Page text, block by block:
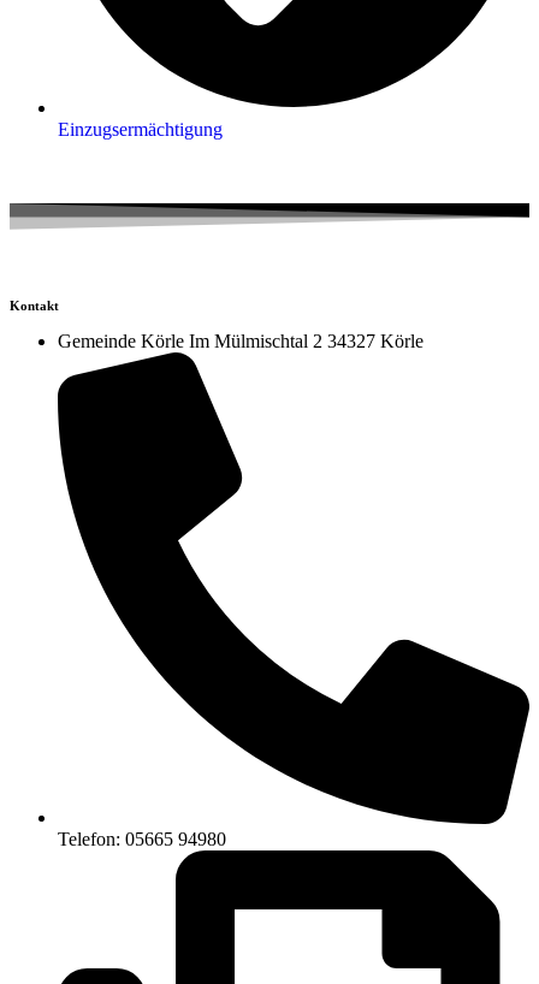
Einzugsermächtigung
Kontakt
Gemeinde Körle Im Mülmischtal 2 34327 Körle
Telefon: 05665 94980